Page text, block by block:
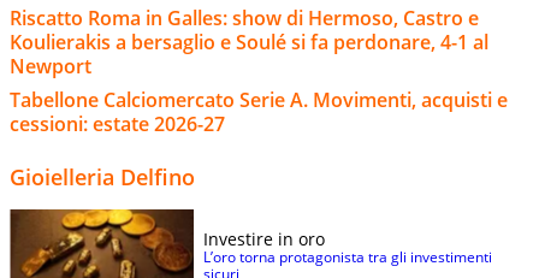
Riscatto Roma in Galles: show di Hermoso, Castro e
Koulierakis a bersaglio e Soulé si fa perdonare, 4-1 al
Newport
Tabellone Calciomercato Serie A. Movimenti, acquisti e
cessioni: estate 2026-27
Gioielleria Delfino
Investire in oro
L’oro torna protagonista tra gli investimenti